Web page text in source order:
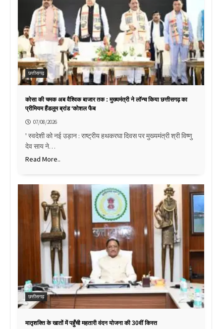
छत्तीसगढ़
कोसा की चमक अब वैश्विक बाजार तक : मुख्यमंत्री ने लॉन्च किया छत्तीसगढ़ का
प्रीमियम हैंडलूम ब्रांड ‘कोशल फैब
07/08/2026
' स्वदेशी को नई उड़ान : राष्ट्रीय हथकरघा दिवस पर मुख्यमंत्री श्री विष्णु
देव साय ने…
Read More..
छत्तीसगढ़
मातृशक्ति के खातों में पहुँची महतारी वंदन योजना की 30वीं किस्त